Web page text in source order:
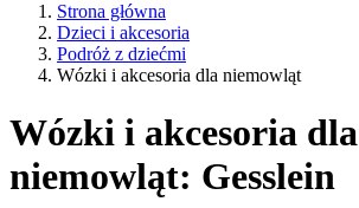
Strona główna
Dzieci i akcesoria
Podróż z dziećmi
Wózki i akcesoria dla niemowląt
Wózki i akcesoria dla
niemowląt: Gesslein